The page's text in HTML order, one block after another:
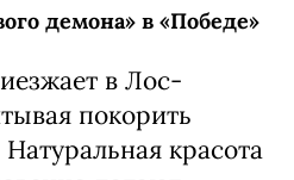
демона» в «Победе»
в Лос-
покорить
красота